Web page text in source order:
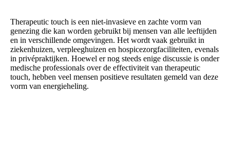
Therapeutic touch is een niet-invasieve en zachte vorm van
genezing die kan worden gebruikt bij mensen van alle leeftijden
en in verschillende omgevingen. Het wordt vaak gebruikt in
ziekenhuizen, verpleeghuizen en hospicezorgfaciliteiten, evenals
in privépraktijken. Hoewel er nog steeds enige discussie is onder
medische professionals over de effectiviteit van therapeutic
touch, hebben veel mensen positieve resultaten gemeld van deze
vorm van energieheling.